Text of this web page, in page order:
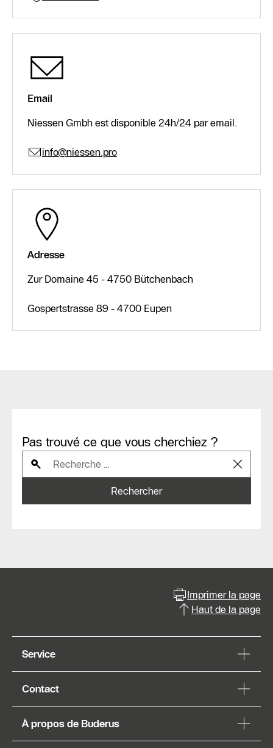
Email
Niessen Gmbh est disponible 24h/24 par email.
info@niessen.pro
Adresse
Zur Domaine 45 - 4750 Bütchenbach
Gospertstrasse 89 - 4700 Eupen
Pas trouvé ce que vous cherchiez ?
Rechercher
Imprimer la page
Haut de la page
Service
Contact
À propos de Buderus